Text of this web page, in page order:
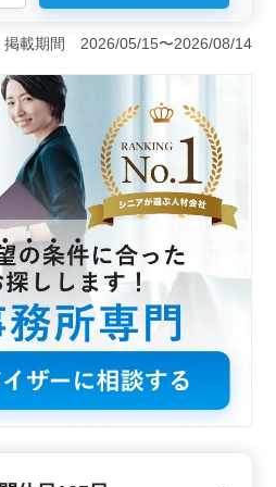
所での税理士補助業務を担当
業務や各種申告書の作成、給与
関連業務などを行います。年
もお任せします。50代以上の
すい環境が整っています。
での経験が5年以上ある方を歓
は短大以上の専門学校卒業以上
ンの方々が活躍する中で、経験
境です。 ＜給与と福利厚生
万円で、通勤手当が支給され
れ、雇用・労災・健康・厚生な
す。週休2日制で年間休日は
働き方が可能です。
掲載期間 2026/05/15〜2026/08/14